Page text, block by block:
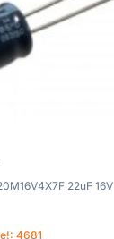
22uF 16V
4681